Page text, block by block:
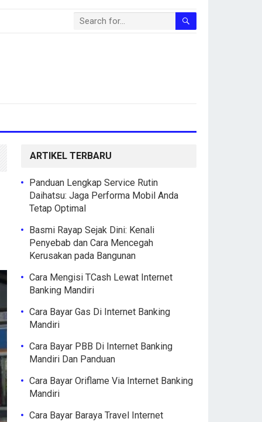
ARTIKEL TERBARU
Panduan Lengkap Service Rutin
Daihatsu: Jaga Performa Mobil Anda
Tetap Optimal
Basmi Rayap Sejak Dini: Kenali
Penyebab dan Cara Mencegah
Kerusakan pada Bangunan
Cara Mengisi TCash Lewat Internet
Banking Mandiri
Cara Bayar Gas Di Internet Banking
Mandiri
Cara Bayar PBB Di Internet Banking
Mandiri Dan Panduan
Cara Bayar Oriflame Via Internet Banking
Mandiri
Cara Bayar Baraya Travel Internet